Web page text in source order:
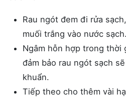
Rau ngót đem đi rửa
muối trắng vào nước sạch.
Ngâm hỗn hợp trong thời
đảm bảo rau ngót sạch
khuẩn.
Tiếp theo cho thêm vài